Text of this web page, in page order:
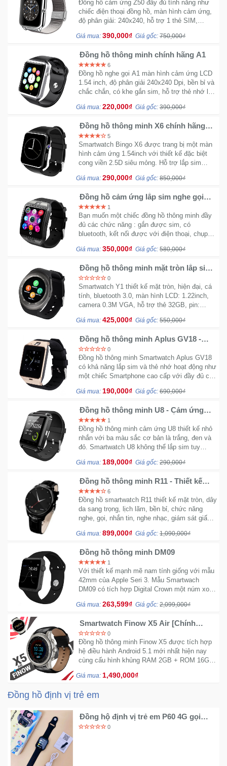
Massage
Ngoại
pháp
Voucher
Đồng hồ cảm ứng Z50 đầy đủ tính năng như
chiếc điện thoại đồng hồ, màn hình cảm ứng,
độ phân giải: 240x240, hỗ trợ 1 thẻ SIM,
đàm thoại bluetooth: 4-8 giờ
Giá mua: 390,000₫ Giá gốc: 750,000₫
Đồng hồ thông minh chính hãng A1
6
Đồng hồ nghe gọi A1 màn hình cảm ứng LCD
1.54 inch, độ phân giải 240x240 Dpi, bền bỉ và
chắc chắn, có khe gắn sim, hỗ trợ thẻ nhớ lên
chụp ảnh,....
Giá mua: 220,000₫ Giá gốc: 390,000₫
Đồng hồ thông minh X6 chính hãng
Bingo - Màn hình cong 2.5D
5
Smartwatch Bingo X6 được trang bị một màn
hình cảm ứng 1.54inch với thiết kế đặc biệt
cong viền 2.5D siêu mỏng. Hỗ trợ lắp sim
lên đến 3 ngày.
Giá mua: 290,000₫ Giá gốc: 850,000₫
Đồng hồ cảm ứng lắp sim nghe gọi
Q18 - Cong 2 đầu
1
Bạn muốn một chiếc đồng hồ thông minh đầy
đủ các chức năng : gắn được sim, có
bluetooth, kết nối được với điện thoại, chụp
chọn tuyệt với cho bạn!
Giá mua: 350,000₫ Giá gốc: 580,000₫
Đồng hồ thông minh mặt tròn lắp sim
Y1 - Lắp sim nghe gọi
0
Smartwatch Y1 thiết kế mặt tròn, hiện đại, cá
tính, bluetooth 3.0, màn hình LCD: 1.22inch,
camera 0.3M VGA, hỗ trợ thẻ 32GB, pin:
Giá mua: 425,000₫ Giá gốc: 550,000₫
Đồng hồ thông minh Aplus GV18 -
Chính hãng A
0
Đồng hồ thông minh Smartwatch Aplus GV18
có khả năng lắp sim và thẻ nhớ hoạt động như
một chiếc Smartphone cao cấp với đầy đủ các
phim chụp ảnh
Giá mua: 190,000₫ Giá gốc: 690,000₫
Đồng hồ thông minh U8 - Cảm ứng
Sync Smartphone không lắp sim
1
Đồng hồ thông minh cảm ứng U8 thiết kế nhỏ
nhắn với ba màu sắc cơ bản là trắng, đen và
đỏ. Smartwatch U8 không thể lắp sim tuy
nghe gọi nhắn tin bình thường.
Giá mua: 189,000₫ Giá gốc: 290,000₫
Đồng hồ thông minh R11 - Thiết kế
mỏng ấn tượng theo dõi sức khỏe
6
Đồng hồ smartwatch R11 thiết kế mặt tròn, dây
da sang trọng, lịch lãm, bền bỉ, chức năng
nghe, gọi, nhắn tin, nghe nhạc, giám sát giấc
đủ tính năng như chiếc đồng hồ điện thoại
Giá mua: 899,000₫ Giá gốc: 1,090,000₫
Đồng hồ thông minh DM09
1
Với thiết kế mạnh mẽ nam tính giống với mẫu
42mm của Apple Seri 3. Mẫu Smartwach
DM09 có tích hợp Digital Crown một núm xoay
minh.
Giá mua: 263,599₫ Giá gốc: 2,099,000₫
Smartwatch Finow X5 Air [Chính
hãng]
0
Đồng hồ thông minh Finow X5 được tích hợp
hệ điều hành Android 5.1 mới nhất hiện nay
cùng cấu hình khủng RAM 2GB + ROM 16GB
load nhanh hơn bao giờ hết.
Giá mua: 1,490,000₫
Đồng hồ định vị trẻ em
Đồng hộ định vị trẻ em P60 4G gọi
video
0